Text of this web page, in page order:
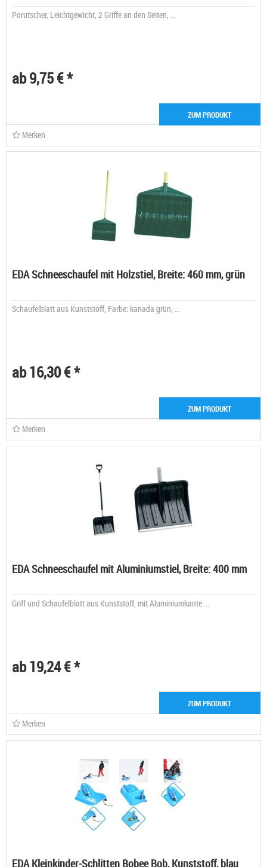
Porutscher, Leichtgewicht, 2 Griffe an den Seiten, ...
ab 9,75 € *
ZUM PRODUKT
Merken
EDA Schneeschaufel mit Holzstiel, Breite: 460 mm, grün
Schaufelblatt aus Kunststoff, Farbe: kanada grün, ...
ab 16,30 € *
ZUM PRODUKT
Merken
EDA Schneeschaufel mit Aluminiumstiel, Breite: 400 mm
Griff und Schaufelblatt aus Kunststoff, mit Aluminiumkante ...
ab 19,24 € *
ZUM PRODUKT
Merken
EDA Kleinkinder-Schlitten Bobee Bob, Kunststoff, blau